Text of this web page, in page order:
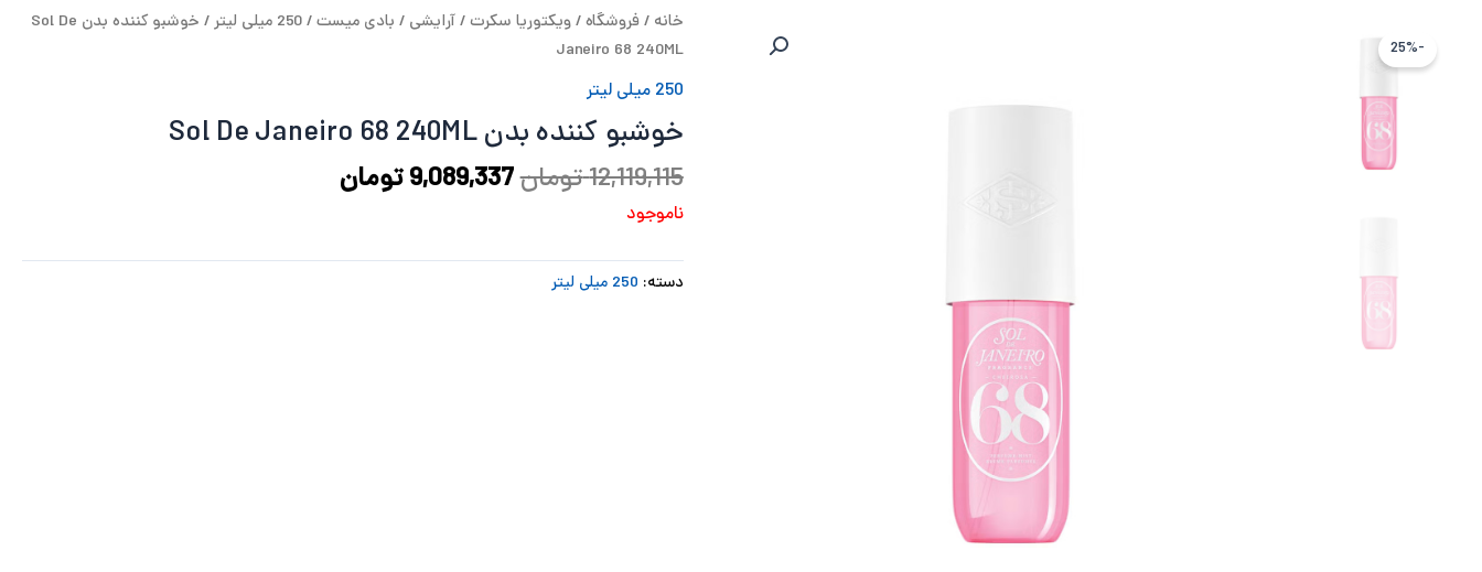
-25%
خانه /فروشگاه/ویکتوریا سکرت/آرایشی / بادی میست/250 میلی لیتر
/ خوشبو کننده بدن Sol De
Janeiro 68 240ML
250 میلی لیتر
خوشبو کننده بدن Sol De Janeiro 68 240ML
12,119,115تومان
قیمت
9,089,337تومان
قیمت
ناموجود
دسته: 250 میلی لیتر